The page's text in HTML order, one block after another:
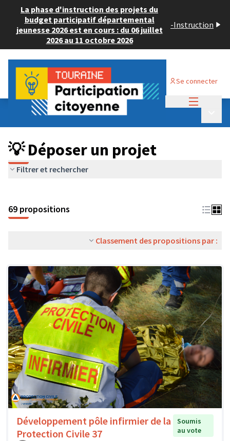
La phase d'instruction des projets du
budget participatif départemental
jeunesse 2026 est en cours : du 06 juillet
2026 au 11 octobre 2026
-Instruction
Se connecter
Budget Participatif ADULTE 2024
💡 Déposer un projet
💡 Déposer un projet
Filtrer et rechercher
69 propositions
Classement des propositions par :
Développement pôle infirmier de la
Protection Civile 37
Soumis
au vote